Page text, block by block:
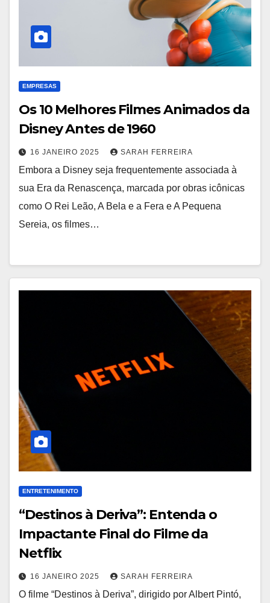
EMPRESAS
Os 10 Melhores Filmes Animados da
Disney Antes de 1960
16 JANEIRO 2025 SARAH FERREIRA
Embora a Disney seja frequentemente associada à
sua Era da Renascença, marcada por obras icônicas
como O Rei Leão, A Bela e a Fera e A Pequena
Sereia, os filmes…
ENTRETENIMENTO
“Destinos à Deriva”: Entenda o
Impactante Final do Filme da
Netflix
16 JANEIRO 2025 SARAH FERREIRA
O filme “Destinos à Deriva”, dirigido por Albert Pintó,